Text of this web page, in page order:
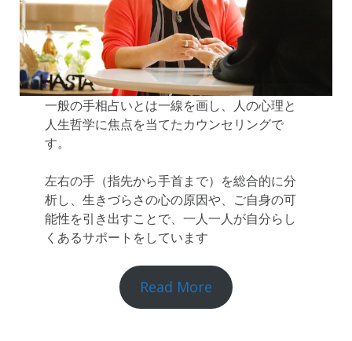
一般の手相占いとは一線を画し、人の心理と
人生哲学に焦点を当てたカウンセリングで
す。
左右の手（指先から手首まで）を総合的に分
析し、生きづらさの心の原因や、ご自身の可
能性を引き出すことで、一人一人が自分らし
くあるサポートをしています
Read More